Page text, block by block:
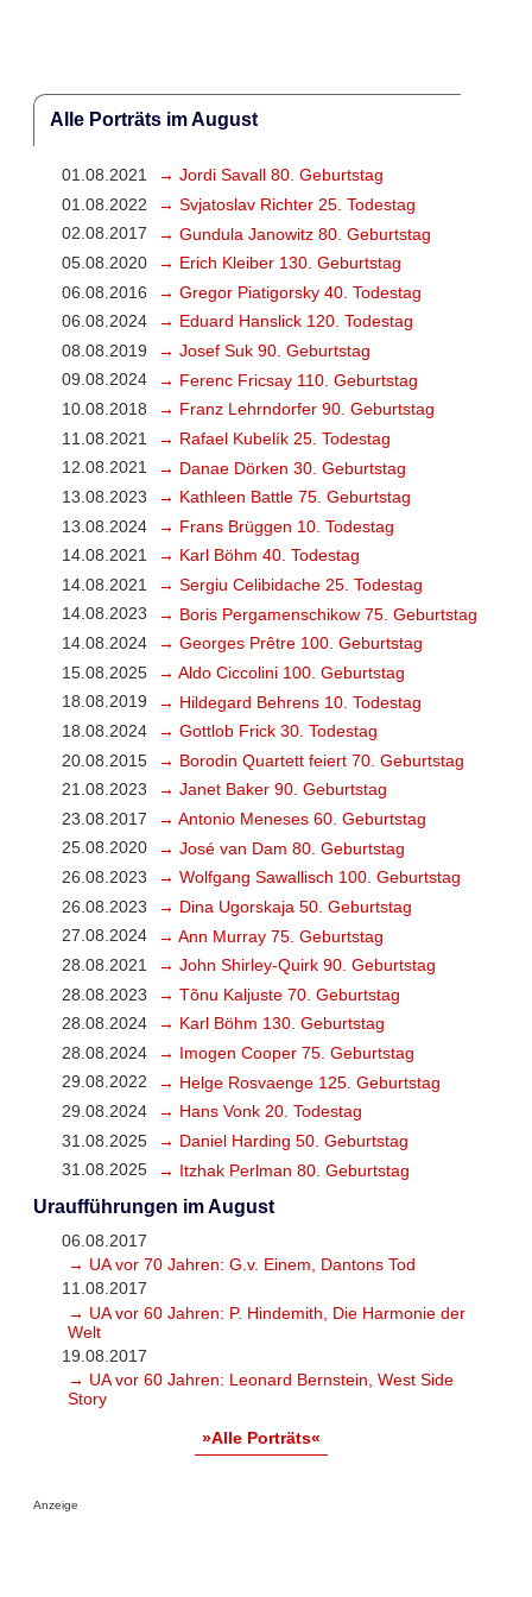
Alle Porträts im August
01.08.2021
→ Jordi Savall 80. Geburtstag
01.08.2022
→ Svjatoslav Richter 25. Todestag
02.08.2017
→ Gundula Janowitz 80. Geburtstag
05.08.2020
→ Erich Kleiber 130. Geburtstag
06.08.2016
→ Gregor Piatigorsky 40. Todestag
06.08.2024
→ Eduard Hanslick 120. Todestag
08.08.2019
→ Josef Suk 90. Geburtstag
09.08.2024
→ Ferenc Fricsay 110. Geburtstag
10.08.2018
→ Franz Lehrndorfer 90. Geburtstag
11.08.2021
→ Rafael Kubelík 25. Todestag
12.08.2021
→ Danae Dörken 30. Geburtstag
13.08.2023
→ Kathleen Battle 75. Geburtstag
13.08.2024
→ Frans Brüggen 10. Todestag
14.08.2021
→ Karl Böhm 40. Todestag
14.08.2021
→ Sergiu Celibidache 25. Todestag
14.08.2023
→ Boris Pergamenschikow 75. Geburtstag
14.08.2024
→ Georges Prêtre 100. Geburtstag
15.08.2025
→ Aldo Ciccolini 100. Geburtstag
18.08.2019
→ Hildegard Behrens 10. Todestag
18.08.2024
→ Gottlob Frick 30. Todestag
20.08.2015
→ Borodin Quartett feiert 70. Geburtstag
21.08.2023
→ Janet Baker 90. Geburtstag
23.08.2017
→ Antonio Meneses 60. Geburtstag
25.08.2020
→ José van Dam 80. Geburtstag
26.08.2023
→ Wolfgang Sawallisch 100. Geburtstag
26.08.2023
→ Dina Ugorskaja 50. Geburtstag
27.08.2024
→ Ann Murray 75. Geburtstag
28.08.2021
→ John Shirley-Quirk 90. Geburtstag
28.08.2023
→ Tõnu Kaljuste 70. Geburtstag
28.08.2024
→ Karl Böhm 130. Geburtstag
28.08.2024
→ Imogen Cooper 75. Geburtstag
29.08.2022
→ Helge Rosvaenge 125. Geburtstag
29.08.2024
→ Hans Vonk 20. Todestag
31.08.2025
→ Daniel Harding 50. Geburtstag
31.08.2025
→ Itzhak Perlman 80. Geburtstag
Uraufführungen im August
06.08.2017
→ UA vor 70 Jahren: G.v. Einem, Dantons Tod
11.08.2017
→ UA vor 60 Jahren: P. Hindemith, Die Harmonie der
Welt
19.08.2017
→ UA vor 60 Jahren: Leonard Bernstein, West Side
Story
»Alle Porträts«
Anzeige